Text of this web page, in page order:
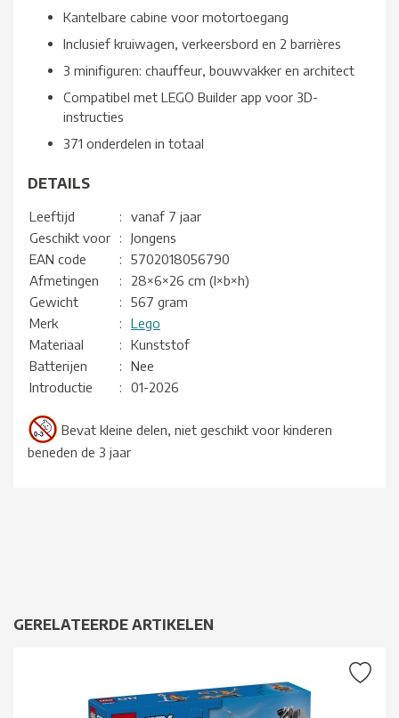
Kantelbare cabine voor motortoegang
Inclusief kruiwagen, verkeersbord en 2 barrières
3 minifiguren: chauffeur, bouwvakker en architect
Compatibel met LEGO Builder app voor 3D-
instructies
371 onderdelen in totaal
DETAILS
Leeftijd :
vanaf 7 jaar
Geschikt voor
:
Jongens
EAN code
:
5702018056790
Afmetingen
:
28×6×26 cm (l×b×h)
Gewicht
:
567 gram
Merk
:
Lego
Materiaal
:
Kunststof
Batterijen
:
Nee
Introductie
: 01-2026
Bevat kleine delen, niet geschikt voor kinderen
beneden de 3 jaar
GERELATEERDE ARTIKELEN